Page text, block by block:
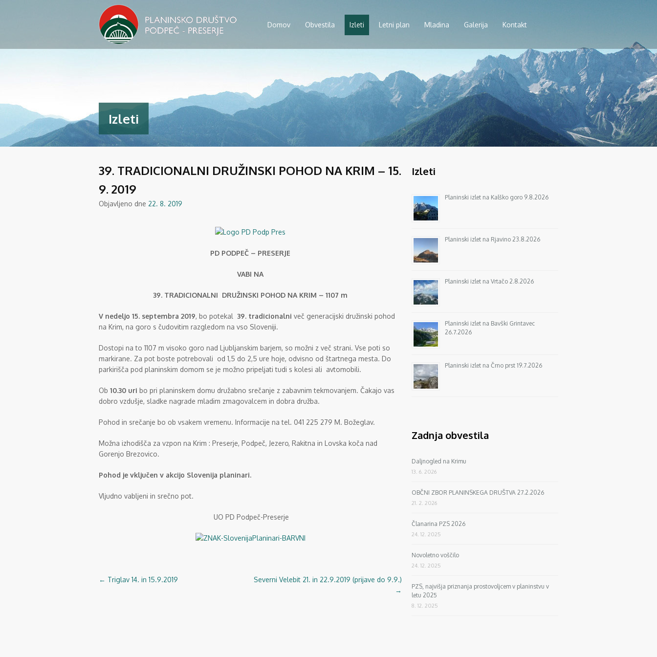
Domov Obvestila Izleti Letni plan Mladina Galerija Kontakt
Izleti
39. TRADICIONALNI DRUŽINSKI POHOD NA KRIM – 15.
9. 2019
Objavljeno dne 22. 8. 2019
PD PODPEČ – PRESERJE
VABI NA
39. TRADICIONALNI DRUŽINSKI POHOD NA KRIM – 1107 m
V nedeljo 15. septembra 2019, bo potekal 39. tradicionalni več generacijski družinski pohod
na Krim, na goro s čudo­vitim razgledom na vso Sloveniji.
Dostopi na to 1107 m visoko goro nad Ljubljanskim barjem, so možni z več strani. Vse poti so
markirane. Za pot boste potrebovali od 1,5 do 2,5 ure hoje, odvisno od štartnega mesta. Do
parkirišča pod planinskim domom se je možno pripeljati tudi s kolesi ali avtomobili.
Ob 10.30 uri bo pri planinskem domu družabno srečanje z zabavnim tekmovanjem. Čakajo vas
dobro vzdušje, sladke nagrade mladim zmagovalcem in dobra družba.
Pohod in srečanje bo ob vsakem vremenu. Informacije na tel. 041 225 279 M. Božeglav.
Možna izhodišča za vzpon na Krim : Preserje, Podpeč, Jezero, Rakitna in Lovska koča nad
Gorenjo Brezovico.
Pohod je vključen v akcijo Slovenija planinari.
Vljudno vabljeni in srečno pot.
UO PD Podpeč-Preserje
Navigacija
← Triglav 14. in 15.9.2019
Severni Velebit 21. in 22.9.2019 (prijave do 9.9.)
→
Izleti
Planinski izlet na Kalško goro 9.8.2026
Planinski izlet na Rjavino 23.8.2026
Planinski izlet na Vrtačo 2.8.2026
Planinski izlet na Bavški Grintavec
26.7.2026
Planinski izlet na Črno prst 19.7.2026
Zadnja obvestila
Daljnogled na Krimu
13. 6. 2026
OBČNI ZBOR PLANINSKEGA DRUŠTVA 27.2.2026
21. 2. 2026
Članarina PZS 2026
24. 12. 2025
Novoletno voščilo
24. 12. 2025
PZS, najvišja priznanja prostovoljcem v planinstvu v
letu 2025
8. 12. 2025